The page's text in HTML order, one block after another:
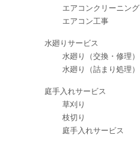
エアコンクリーニング
エアコン工事
水廻りサービス
水廻り（交換・修理）
水廻り（詰まり処理）
庭手入れサービス
草刈り
枝切り
庭手入れサービス